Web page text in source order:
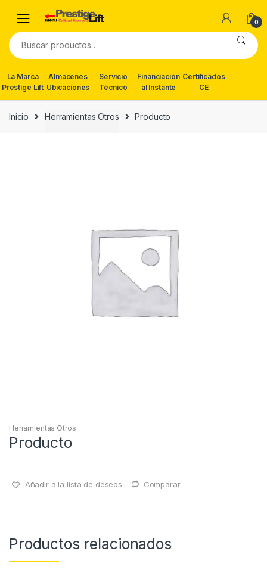
navigation
content
0
Buscar
por:
La Marca
Prestige Lift
Almacenes
Ubicaciones
Servicio
Técnico
Financiación
al Instante
Certificados
CE
Inicio Herramientas Otros Producto
Herramientas Otros
Producto
Añadir a la lista de deseos Comparar
Productos relacionados